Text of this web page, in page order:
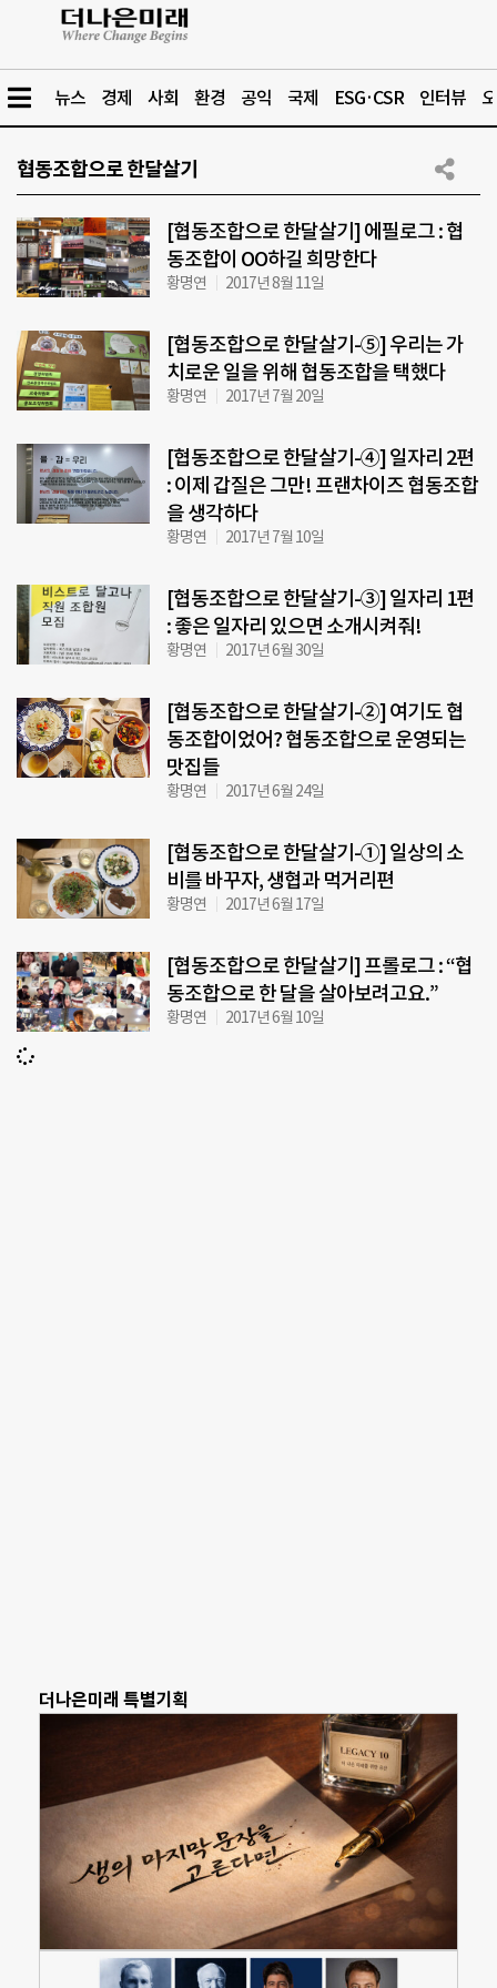
뉴스 경제 사회 환경 공익 국제 ESG·CSR 인터뷰
협동조합으로 한달살기
[협동조합으로 한달살기] 에필로그 : 협
동조합이 OO하길 희망한다
황명연 2017년 8월 11일
[협동조합으로 한달살기-⑤] 우리는 가
치로운 일을 위해 협동조합을 택했다
황명연 2017년 7월 20일
[협동조합으로 한달살기-④] 일자리 2편
: 이제 갑질은 그만! 프랜차이즈 협동조합
을 생각하다
황명연 2017년 7월 10일
[협동조합으로 한달살기-③] 일자리 1편
: 좋은 일자리 있으면 소개시켜줘!
황명연 2017년 6월 30일
[협동조합으로 한달살기-②] 여기도 협
동조합이었어? 협동조합으로 운영되는
맛집들
황명연 2017년 6월 24일
[협동조합으로 한달살기-①] 일상의 소
비를 바꾸자, 생협과 먹거리편
황명연 2017년 6월 17일
[협동조합으로 한달살기] 프롤로그 : “협
동조합으로 한 달을 살아보려고요.”
황명연 2017년 6월 10일
더나은미래 특별기획